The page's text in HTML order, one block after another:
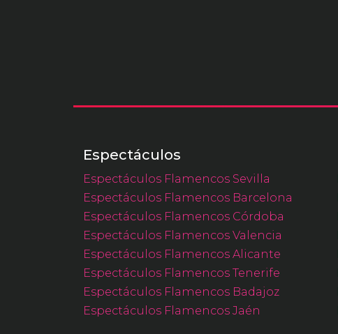
Espectáculos
Espectáculos Flamencos Sevilla
Espectáculos Flamencos Barcelona
Espectáculos Flamencos Córdoba
Espectáculos Flamencos Valencia
Espectáculos Flamencos Alicante
Espectáculos Flamencos Tenerife
Espectáculos Flamencos Badajoz
Espectáculos Flamencos Jaén